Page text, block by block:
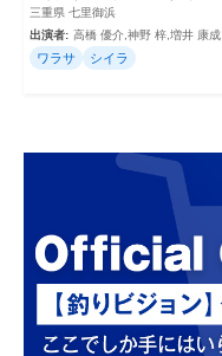
三重県 七里御浜
出演者: 高橋 優介,神野 梓,増井 康成
ワラサ シイラ